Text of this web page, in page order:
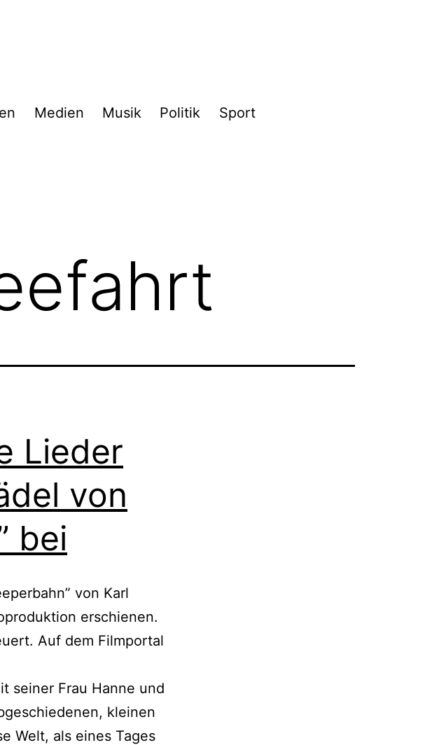
Medien Musik Politik Sport
Lieder
von
bei
von Karl
erschienen.
Auf dem Filmportal
seiner Frau Hanne und
kleinen
Welt, als eines Tages